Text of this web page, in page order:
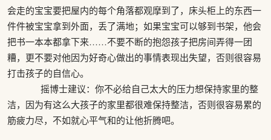
会走的宝宝要把屋内的每个角落都观摩到了，床头柜上的东西一
件件被宝宝拿到外面，丢了满地；如果宝宝可以够到书架，他会
把书一本本都拿下来……不要不断的抱怨孩子把房间弄得一团
糟，更不要对他因为好奇心做出的事情表现出失望，否则很容易
打击孩子的自信心。
摇博士建议：你不必给自己太大的压力想保持家里的整
洁，因为有这么大孩子的家里都很难保持整洁，否则很容易累的
筋疲力尽，不如就心平气和的让他折腾吧。